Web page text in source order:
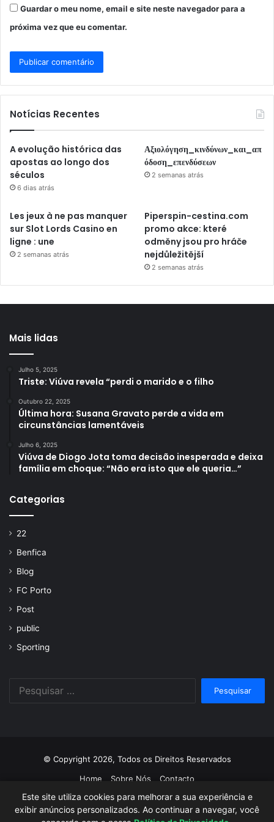
Este site utiliza cookies para melhorar a sua experiência e
exibir anúncios personalizados. Ao continuar a navegar, você
Guardar o meu nome, email e site neste navegador para a
próxima vez que eu comentar.
Notícias Recentes
A evolução histórica das
apostas ao longo dos
séculos
6 dias atrás
Αξιολόγηση_κινδύνων_και_απ
όδοση_επενδύσεων
2 semanas atrás
Les jeux à ne pas manquer
sur Slot Lords Casino en
ligne : une
2 semanas atrás
Piperspin-cestina.com
promo akce: které
odměny jsou pro hráče
nejdůležitější
2 semanas atrás
Mais lidas
Julho 5, 2025
Triste: Viúva revela “perdi o marido e o filho
Outubro 22, 2025
Última hora: Susana Gravato perde a vida em
circunstâncias lamentáveis
Julho 6, 2025
Viúva de Diogo Jota toma decisão inesperada e deixa
família em choque: “Não era isto que ele queria…”
Categorias
22
Benfica
Blog
FC Porto
Post
public
Sporting
© Copyright 2026, Todos os Direitos Reservados
Home
Sobre Nós Contacto
Facebook
TwitterYouTubeInstagram